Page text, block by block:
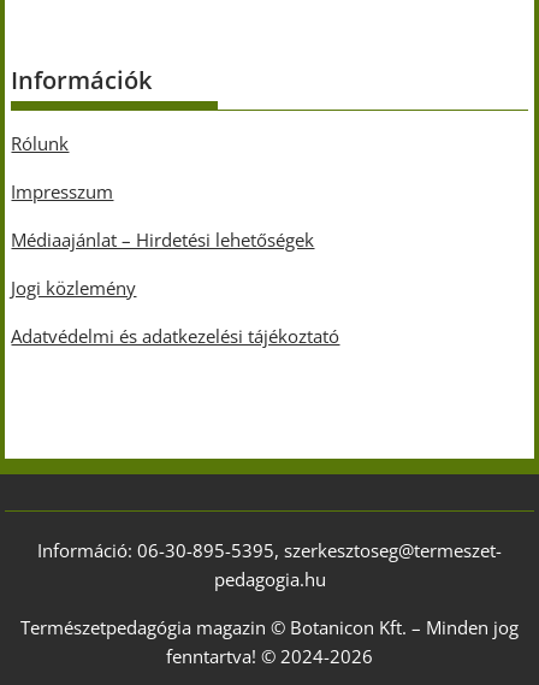
Információk
Rólunk
Impresszum
Médiaajánlat – Hirdetési lehetőségek
Jogi közlemény
Adatvédelmi és adatkezelési tájékoztató
Információ: 06-30-895-5395, szerkesztoseg@termeszet-
pedagogia.hu
Természetpedagógia magazin © Botanicon Kft. – Minden jog
fenntartva! © 2024-2026